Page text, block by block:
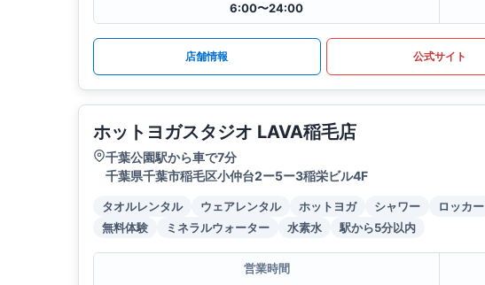
6:00〜24:00
店舗情報 公式サイト
ホットヨガスタジオ LAVA稲毛店
千葉公園駅から車で7分
千葉県千葉市稲毛区小仲台2ー5ー3稲栄ビル4F
タオルレンタル ウェアレンタル ホットヨガ シャワー ロッカー
無料体験
ミネラルウォーター 水素水 駅から5分以内
営業時間